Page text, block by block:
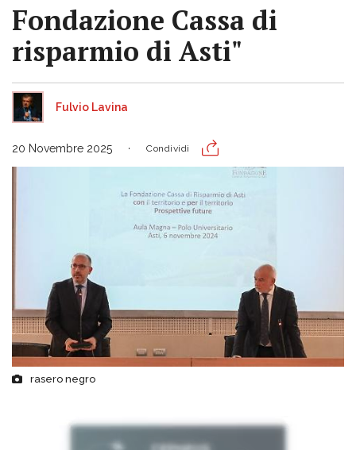
Fondazione Cassa di
risparmio di Asti"
Fulvio Lavina
20 Novembre 2025 Condividi
rasero negro